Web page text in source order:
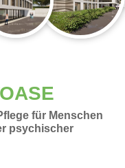
für Menschen
psychischer